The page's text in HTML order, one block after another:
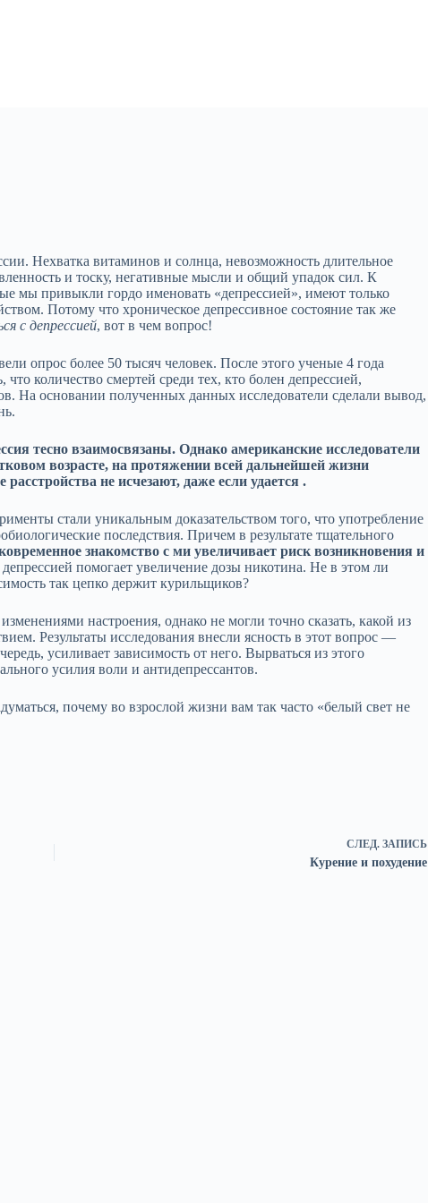
Нехватка витаминов и солнца, невозможность длительное
и тоску, негативные мысли и общий упадок сил. К
мы привыкли гордо именовать «депрессией», имеют только
Потому что хроническое депрессивное состояние так же
с депрессией, вот в чем вопрос!
опрос более 50 тысяч человек. После этого ученые 4 года
количество смертей среди тех, кто болен депрессией,
На основании полученных данных исследователи сделали вывод,
тесно взаимосвязаны. Однако американские исследователи
возрасте, на протяжении всей дальнейшей жизни
не исчезают, даже если удается .
стали уникальным доказательством того, что употребление
последствия. Причем в результате тщательного
знакомство с ми увеличивает риск возникновения и
помогает увеличение дозы никотина. Не в этом ли
так цепко держит курильщиков?
настроения, однако не могли точно сказать, какой из
Результаты исследования внесли ясность в этот вопрос —
усиливает зависимость от него. Вырваться из этого
усилия воли и антидепрессантов.
почему во взрослой жизни вам так часто «белый свет не
СЛЕД. ЗАПИСЬ
Курение и похудение